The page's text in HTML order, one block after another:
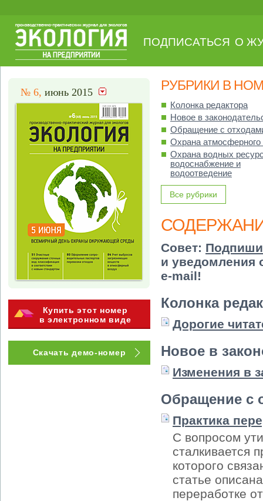
ПОДПИСАТЬСЯ О
№ 6, июнь 2015
Купить этот номер
в электронном виде
Скачать демо-номер
РУБРИКИ В
Колонка редактора
Новое в
Обращение с
Охрана атмосферного
Охрана водных
водоснабжение и
водоотведение
Все рубрики
Совет:
и уведомления
e-mail!
Колонка
Дорогие
Новое в
Изменения в
Обращение с
Практика
С вопросом
сталкивается
которого
статье
переработке